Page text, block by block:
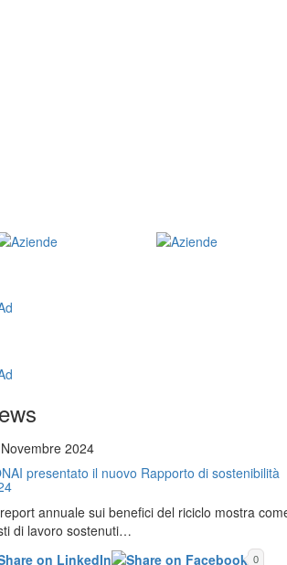
2024
presentato il nuovo Rapporto di sostenibilità
annuale sui benefici del riciclo mostra
di lavoro sostenuti…
0